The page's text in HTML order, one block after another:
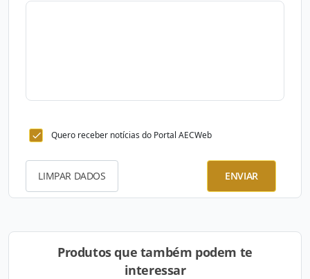
Quero receber notícias do Portal AECWeb
LIMPAR DADOS ENVIAR
Produtos que também podem te
interessar